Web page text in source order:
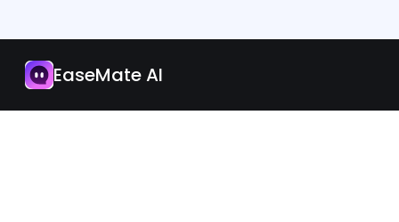
Aplikacja
Zaktualizuj teraz
EaseMate AI